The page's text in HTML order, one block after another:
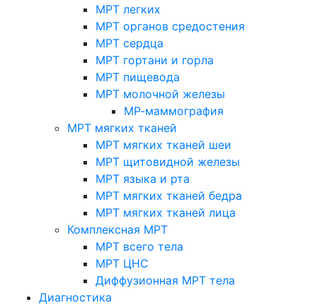
МРТ легких
МРТ органов средостения
МРТ сердца
МРТ гортани и горла
МРТ пищевода
МРТ молочной железы
МР-маммография
МРТ мягких тканей
МРТ мягких тканей шеи
МРТ щитовидной железы
МРТ языка и рта
МРТ мягких тканей бедра
МРТ мягких тканей лица
Комплексная МРТ
МРТ всего тела
МРТ ЦНС
Диффузионная МРТ тела
Диагностика